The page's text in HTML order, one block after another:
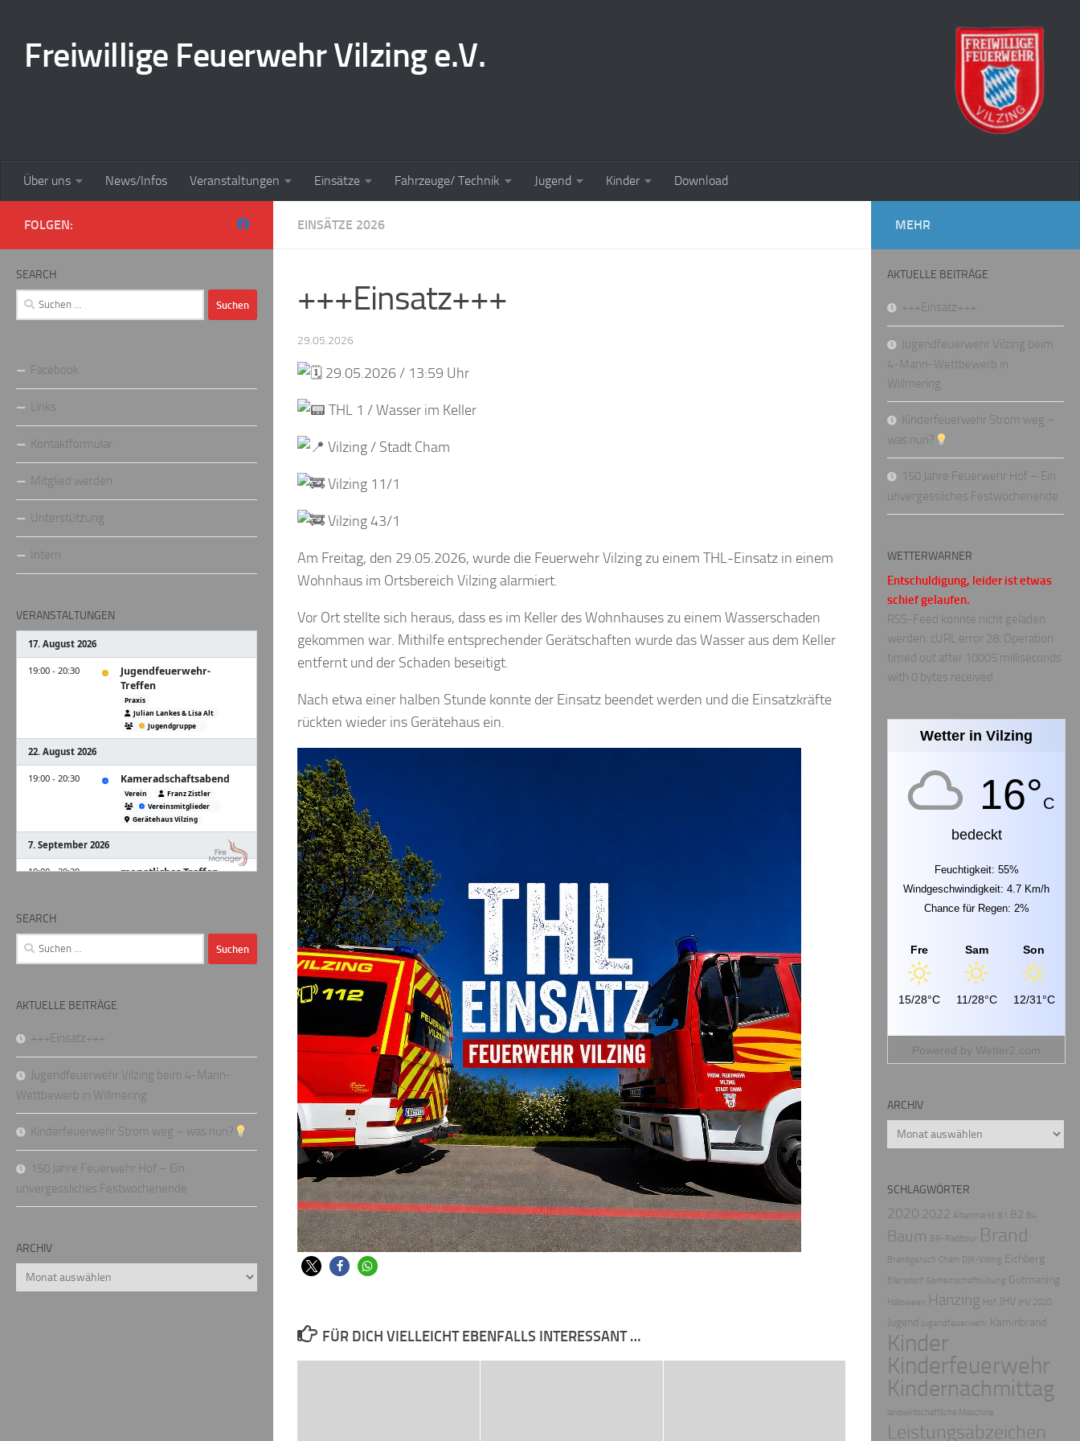
Freiwillige Feuerwehr Vilzing e.V.
Über uns News/Infos Veranstaltungen Einsätze Fahrzeuge/ Technik Jugend Kinder Download
EINSÄTZE 2026
+++Einsatz+++
29.05.2026
29.05.2026 / 13:59 Uhr
THL 1 / Wasser im Keller
Vilzing / Stadt Cham
Vilzing 11/1
Vilzing 43/1
Am Freitag, den 29.05.2026, wurde die Feuerwehr Vilzing zu einem THL-Einsatz in einem
Wohnhaus im Ortsbereich Vilzing alarmiert.
Vor Ort stellte sich heraus, dass es im Keller des Wohnhauses zu einem Wasserschaden
gekommen war. Mithilfe entsprechender Gerätschaften wurde das Wasser aus dem Keller
entfernt und der Schaden beseitigt.
Nach etwa einer halben Stunde konnte der Einsatz beendet werden und die Einsatzkräfte
rückten wieder ins Gerätehaus ein.
FÜR DICH VIELLEICHT EBENFALLS INTERESSANT …
FOLGEN:
SEARCH
Suchen
nach:
Facebook
Links
Kontaktformular
Mitglied werden
Unterstützung
Intern
VERANSTALTUNGEN
SEARCH
Suchen
nach:
AKTUELLE BEITRÄGE
+++Einsatz+++
Jugendfeuerwehr Vilzing beim 4-Mann-
Wettbewerb in Willmering
Kinderfeuerwehr Strom weg – was nun?
150 Jahre Feuerwehr Hof – Ein
unvergessliches Festwochenende
ARCHIV
Archiv
MEHR
AKTUELLE BEITRÄGE
+++Einsatz+++
Jugendfeuerwehr Vilzing beim
4-Mann-Wettbewerb in
Willmering
Kinderfeuerwehr Strom weg –
was nun?
150 Jahre Feuerwehr Hof – Ein
unvergessliches Festwochenende
WETTERWARNER
Entschuldigung, leider ist etwas
schief gelaufen.
RSS-Feed konnte nicht geladen
werden: cURL error 28: Operation
timed out after 10005 milliseconds
with 0 bytes received
Wetter in Vilzing
16°C
bedeckt
Feuchtigkeit: 55%
Windgeschwindigkeit: 4.7 Km/h
Chance für Regen: 2%
Fre
15/28°C
Sam
11/28°C
Son
12/31°C
Powered by Wetter2.com
ARCHIV
Archiv
SCHLAGWÖRTER
2020 2022 Altenmarkt B1 B2 B4
Baum BR-Radltour Brand
Brandgeruch Cham DJK-Vilzing Eichberg
Ellersdorf Gemeinschaftsübung Gutmaning
Halloween Hanzing Hof JHV JHV 2020
Jugend Jugendfeuerwehr Kaminbrand
Kinder
Kinderfeuerwehr
Kindernachmittag
landwirtschaftliche Maschine
Leistungsabzeichen